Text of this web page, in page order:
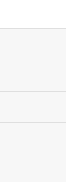
ある患者では